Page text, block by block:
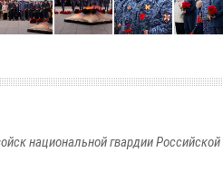
национальной гвардии